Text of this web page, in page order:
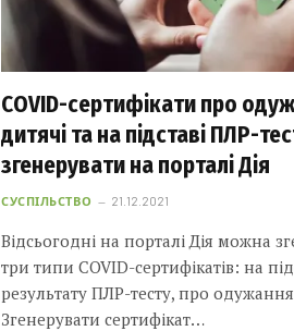
COVID-сертифікати про
дитячі та на підставі ПЛР-
згенерувати на порталі Дія
СУСПІЛЬСТВО 21.12.2021
Відсьогодні на порталі Дія можна
три типи COVID-сертифікатів: на
результату ПЛР-тесту, про
Згенерувати сертифікат…